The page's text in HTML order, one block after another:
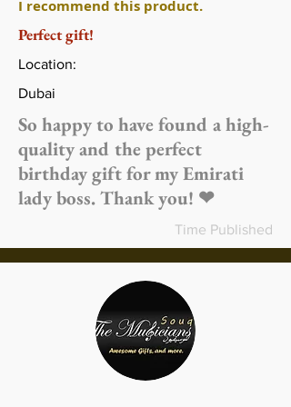
I recommend this product.
Perfect gift!
Location:
Dubai
So happy to have found a high-
quality and the perfect
birthday gift for my Emirati
lady boss. Thank you! ❤
Time Published